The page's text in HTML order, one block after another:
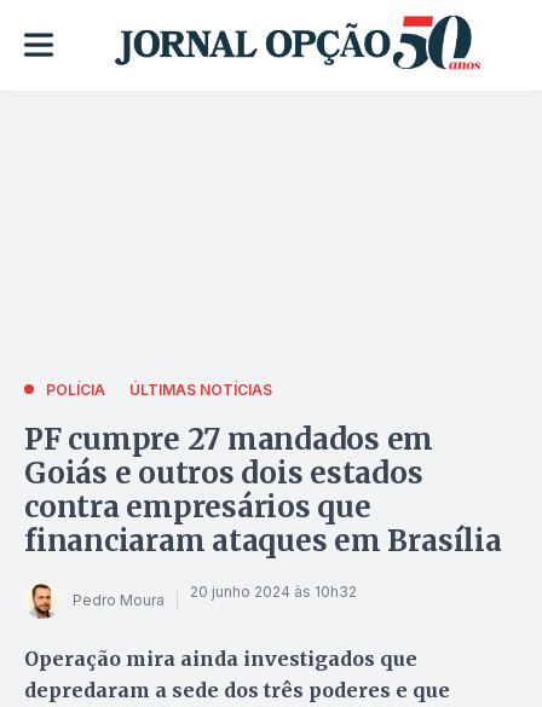
POLÍCIA ÚLTIMAS NOTÍCIAS
PF cumpre 27 mandados em
Goiás e outros dois estados
contra empresários que
financiaram ataques em Brasília
Pedro Moura 20 junho 2024 às 10h32
Operação mira ainda investigados que
depredaram a sede dos três poderes e que